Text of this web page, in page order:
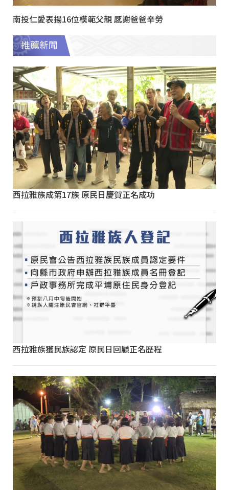
南投仁愛表揚16位模範父親 感謝爸爸辛勞
推薦新聞
西拉雅族成第17族 原民日慶賀正名成功
西拉雅族獲民族認定 原民日回顧正名歷程